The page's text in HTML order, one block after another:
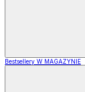
Bestsellery W MAGAZYNIE